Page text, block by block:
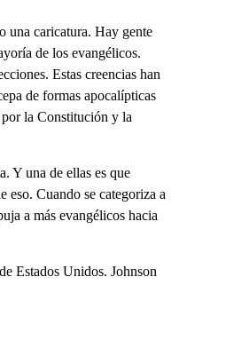
una caricatura. Hay gente
de los evangélicos.
Estas creencias han
de formas apocalípticas
por la Constitución y la
Y una de ellas es que
eso. Cuando se categoriza a
a más evangélicos hacia
Estados Unidos. Johnson